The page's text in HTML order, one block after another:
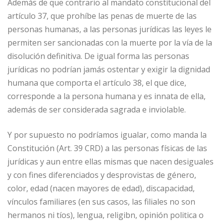
Además de que contrario al mandato constitucional del
artículo 37, que prohíbe las penas de muerte de las
personas humanas, a las personas jurídicas las leyes le
permiten ser sancionadas con la muerte por la vía de la
disolución definitiva. De igual forma las personas
jurídicas no podrían jamás ostentar y exigir la dignidad
humana que comporta el artículo 38, el que dice,
corresponde a la persona humana y es innata de ella,
además de ser considerada sagrada e inviolable.
Y por supuesto no podríamos igualar, como manda la
Constitución (Art. 39 CRD) a las personas físicas de las
jurídicas y aun entre ellas mismas que nacen desiguales
y con fines diferenciados y desprovistas de género,
color, edad (nacen mayores de edad), discapacidad,
vínculos familiares (en sus casos, las filiales no son
hermanos ni tíos), lengua, religibn, opinión politica o